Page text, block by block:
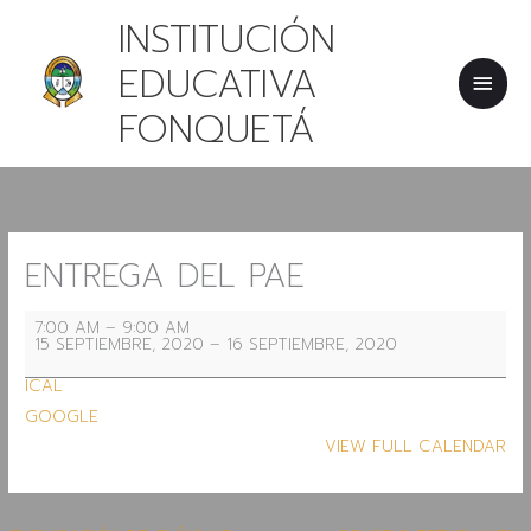
INSTITUCIÓN
EDUCATIVA
FONQUETÁ
ENTREGA DEL PAE
ENTREGA
7:00 AM – 9:00 AM
15 SEPTIEMBRE, 2020 – 16 SEPTIEMBRE, 2020
ICAL
GOOGLE
VIEW FULL CALENDAR